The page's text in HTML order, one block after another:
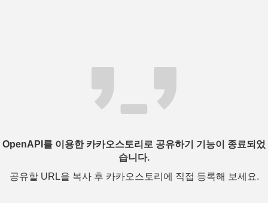
OpenAPI를 이용한 카카오스토리로 공유하기 기능이 종료되었
습니다.
공유할 URL을 복사 후 카카오스토리에 직접 등록해 보세요.